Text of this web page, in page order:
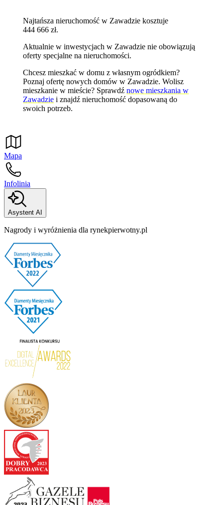
Najtańsza nieruchomość w Zawadzie kosztuje
444 666 zł.
Aktualnie w inwestycjach w Zawadzie nie obowiązują
oferty specjalne na nieruchomości.
Chcesz mieszkać w domu z własnym ogródkiem?
Poznajofertę nowych domów w Zawadzie. Wolisz
mieszkanie w mieście? Sprawdźnowe mieszkania w
Zawadzie i znajdź nieruchomość dopasowaną do
swoich potrzeb.
Mapa
Infolinia
Asystent AI
Nagrody i wyróżnienia dla rynekpierwotny.pl